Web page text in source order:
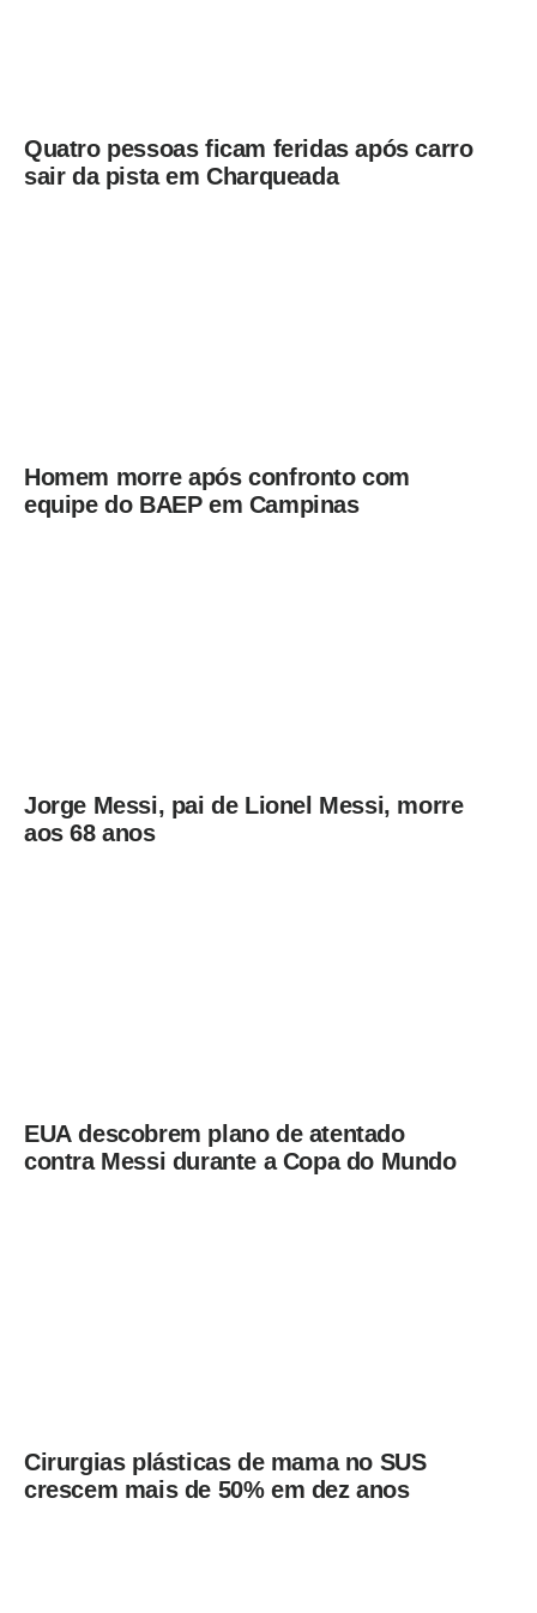
Quatro pessoas ficam feridas após carro
sair da pista em Charqueada
Homem morre após confronto com
equipe do BAEP em Campinas
Jorge Messi, pai de Lionel Messi, morre
aos 68 anos
EUA descobrem plano de atentado
contra Messi durante a Copa do Mundo
Cirurgias plásticas de mama no SUS
crescem mais de 50% em dez anos